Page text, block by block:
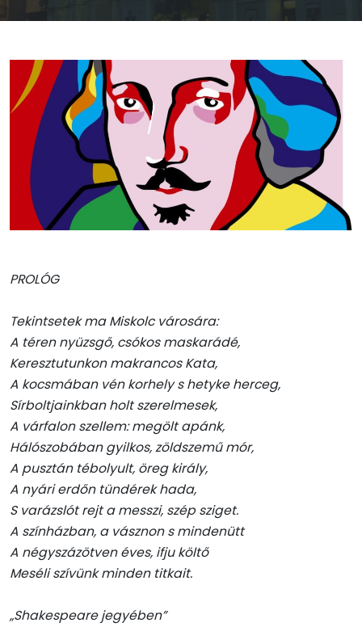
PROLÓG
Tekintsetek ma Miskolc városára:
A téren nyüzsgő, csókos maskarádé,
Keresztutunkon makrancos Kata,
A kocsmában vén korhely s hetyke herceg,
Sírboltjainkban holt szerelmesek,
A várfalon szellem: megölt apánk,
Hálószobában gyilkos, zöldszemű mór,
A pusztán tébolyult, öreg király,
A nyári erdőn tündérek hada,
S varázslót rejt a messzi, szép sziget.
A színházban, a vásznon s mindenütt
A négyszázötven éves, ifju költő
Meséli szívünk minden titkait.
„Shakespeare jegyében”